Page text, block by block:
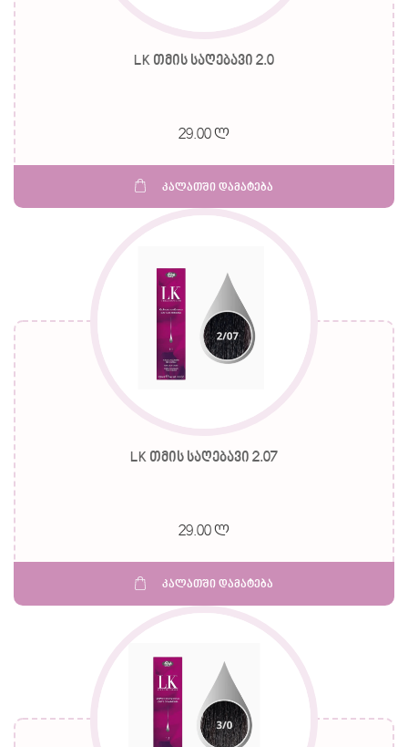
LK თმის საღებავი 2.0
29.00 ლ
კალათში დამატება
LK თმის საღებავი 2.07
29.00 ლ
კალათში დამატება